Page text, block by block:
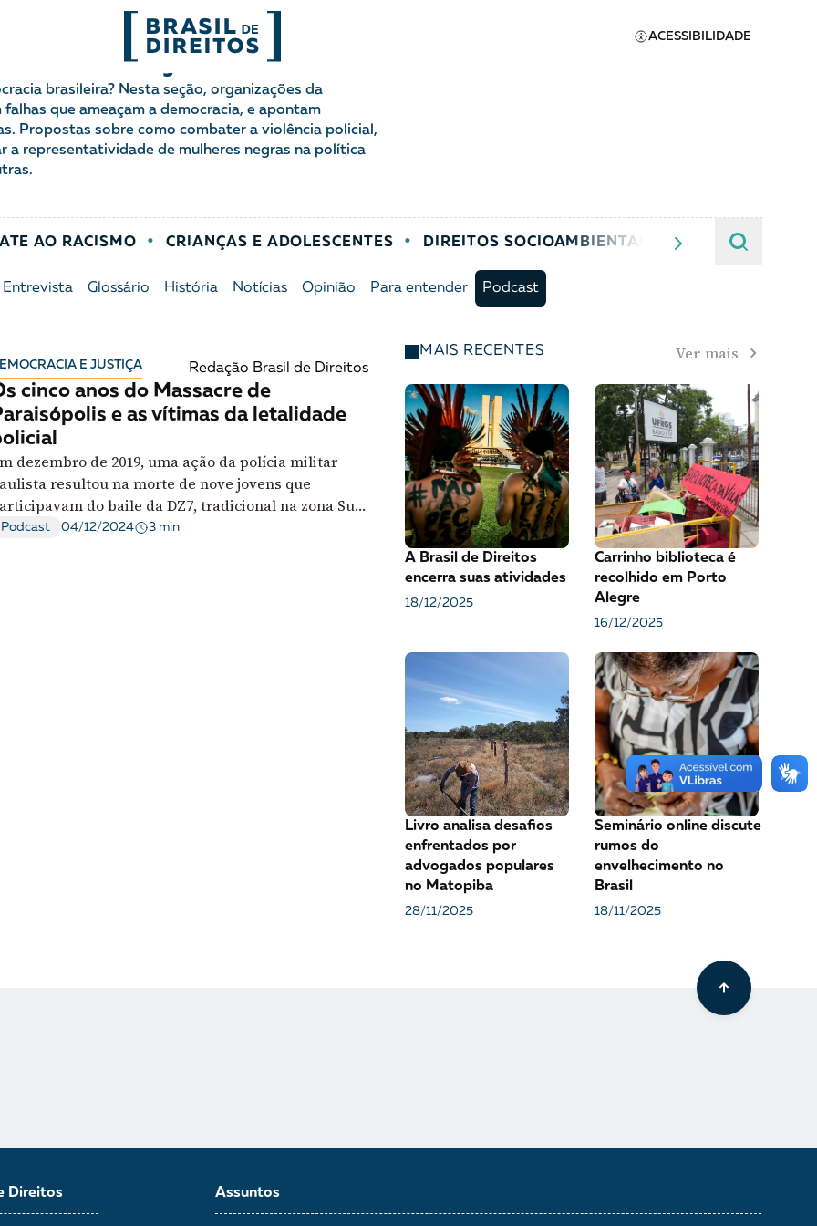
ACESSIBILIDADE
Migrações
Mulheres
Políticas Públicas
Terra
Entrevista
História
Notícias
Apoie a Brasil de
Direitos
A [BD] conta as histórias de
continuar, esse trabalho
precisa da sua doação!
VEJA COMO APOIAR!
e Justiça
brasileira? Nesta seção, organizações da
que ameaçam a democracia, e apontam
Propostas sobre como combater a violência policial,
a representatividade de mulheres negras na política
AO RACISMO CRIANÇAS E ADOLESCENTES DIREITOS SOCIOAMBIENTAIS JUSTIÇA
Entrevista Glossário História Notícias Opinião Para entender Podcast
E JUSTIÇA Redação Brasil de Direitos
cinco anos do Massacre de
e as vítimas da letalidade
dezembro de 2019, uma ação da polícia militar
resultou na morte de nove jovens que
do baile da DZ7, tradicional na zona Sul
São Paulo. O podcast Cola na Grade relembra o
Podcast 04/12/2024 3 min
MAIS RECENTES Ver mais
A Brasil de Direitos
encerra suas atividades
18/12/2025
Carrinho biblioteca é
recolhido em Porto
Alegre
16/12/2025
Livro analisa desafios
enfrentados por
advogados populares
no Matopiba
28/11/2025
Seminário online discute
rumos do
envelhecimento no
Brasil
18/11/2025
Direitos Assuntos